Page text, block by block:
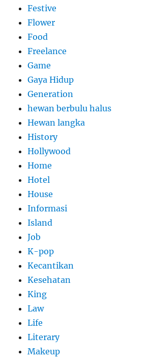
Festive
Flower
Food
Freelance
Game
Gaya Hidup
Generation
hewan berbulu halus
Hewan langka
History
Hollywood
Home
Hotel
House
Informasi
Island
Job
K-pop
Kecantikan
Kesehatan
King
Law
Life
Literary
Makeup